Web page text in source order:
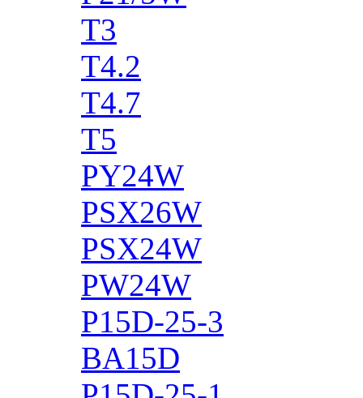
T3
T4.2
T4.7
T5
PY24W
PSX26W
PSX24W
PW24W
P15D-25-3
BA15D